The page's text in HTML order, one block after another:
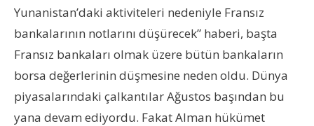
Yunanistan’daki aktiviteleri nedeniyle Fransız
bankalarının notlarını düşürecek” haberi, başta
Fransız bankaları olmak üzere bütün bankaların
borsa değerlerinin düşmesine neden oldu. Dünya
piyasalarındaki çalkantılar Ağustos başından bu
yana devam ediyordu. Fakat Alman hükümet